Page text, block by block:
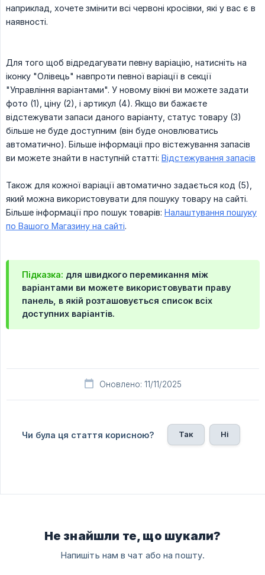
наприклад, хочете змінити всі червоні кросівки, які у вас є в
наявності.
Для того щоб відредагувати певну варіацію, натисніть на
іконку "Олівець" навпроти певної варіації в секції
"Управління варіантами". У новому вікні ви можете задати
фото (1), ціну (2), і артикул (4). Якщо ви бажаєте
відстежувати запаси даного варіанту, статус товару (3)
більше не буде доступним (він буде оновлюватись
автоматично). Більше інформаціі про вістежування запасів
ви можете знайти в наступній статті: Відстежування запасів
Також для кожної варіації автоматично задається код (5),
який можна використовувати для пошуку товару на сайті.
Більше інформації про пошук товарів: Налаштування пошуку
по Вашого Магазину на сайті.
Підказка: для швидкого перемикання між
варіантами ви можете використовувати праву
панель, в якій розташовується список всіх
доступних варіантів.
Оновлено: 11/11/2025
Чи була ця стаття корисною? Так Ні
Не знайшли те, що шукали?
Напишіть нам в чат або на пошту.